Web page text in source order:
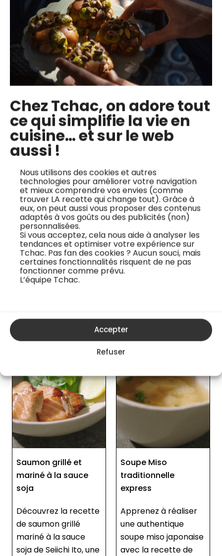
Chez Tchac, on adore tout
ce qui simplifie la vie en
cuisine… et sur le web
aussi !
Nous utilisons des cookies et autres
technologies pour améliorer votre navigation
et mieux comprendre vos envies (comme
trouver LA recette qui change tout). Grâce à
eux, on peut aussi vous proposer des contenus
adaptés à vos goûts ou des publicités (non)
personnalisées.
Si vous acceptez, cela nous aide à analyser les
tendances et optimiser votre expérience sur
Tchac. Pas fan des cookies ? Aucun souci, mais
certaines fonctionnalités risquent de ne pas
fonctionner comme prévu.
L’équipe Tchac.
Accepter
Refuser
✅ Marinade japonaise : Apprenez à préparer une
marinade japonaise classique avec des ingrédients
traditionnels comme la sauce soja, le saké et le mirin,
pour infuser des saveurs profondes dans vos plats.
✅ Technique de caramélisation : Maîtrisez l’art de la
caramélisation au four, pour obtenir un saumon à la
fois tendre et croustillant.
✅ Manipulation du saumon : Développez vos
compétences en découpe du saumon pour une
cuisson uniforme et un temps de marinade optimal.
✅ Utilisation du dashi : Découvrez comment utiliser le
bouillon dashi pour ajouter une couche supplémentaire
de saveurs umami à vos plats japonais.
Je regarde la recette vidéo
Soupe Miso
traditionnelle
express
Apprenez à réaliser
une authentique
soupe miso japonaise
avec la recette de
Aubergine grillée à la
sauce miso (Nasu
Dengaku)
Découvrez la recette
japonaise
traditionnelle du Nasu
Dengaku, proposée